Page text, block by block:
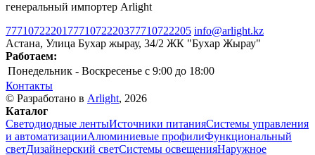
генеральный импортер Arlight
777107222017771072220377710722205 info@arlight.kz
Астана, Улица Бухар жырау, 34/2 ЖК "Бухар Жырау"
Работаем:
Понедельник - Воскресенье c 9:00 до 18:00
Контакты
© Разработано в Arlight, 2026
Каталог
Светодиодные лентыИсточники питанияСистемы управления
и автоматизацииАлюминиевые профилиФункциональный
светДизайнерский светСистемы освещенияНаружное